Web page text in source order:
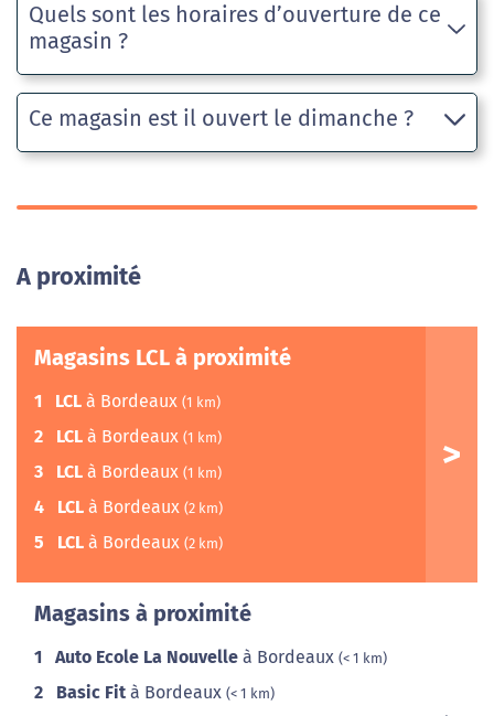
Quels sont les horaires d’ouverture de ce
magasin ?
Ce magasin est il ouvert le dimanche ?
A proximité
Magasins LCL à proximité
1 LCL à Bordeaux (1 km)
2 LCL à Bordeaux (1 km)
3 LCL à Bordeaux (1 km)
4 LCL à Bordeaux (2 km)
5 LCL à Bordeaux (2 km)
Magasins à proximité
1 Auto Ecole La Nouvelle à Bordeaux (< 1 km)
2 Basic Fit à Bordeaux (< 1 km)